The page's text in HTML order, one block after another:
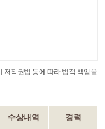
저작권법 등에 따라 법적 책임을
수상내역 경력